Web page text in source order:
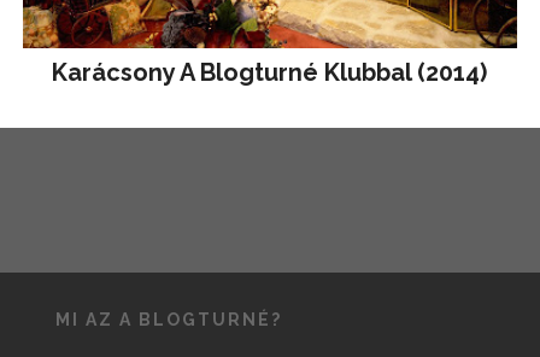
Karácsony A Blogturné Klubbal (2014)
MI AZ A BLOGTURNÉ?